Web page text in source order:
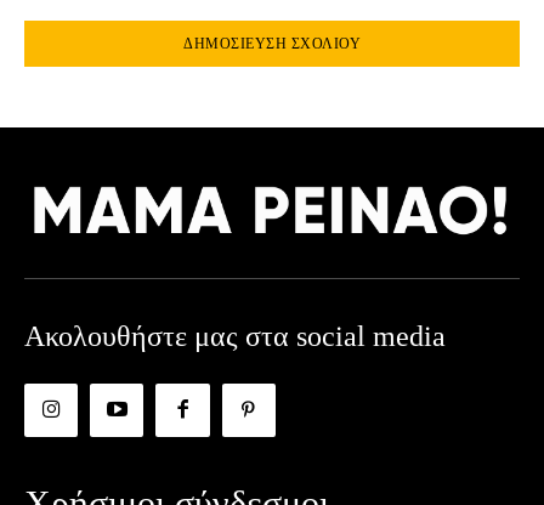
Ακολουθήστε μας στα social media